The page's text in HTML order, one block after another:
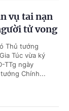
vụ tai nạn
tử vong
Thủ tướng
Túc vừa ký
TTg ngày
Chính...